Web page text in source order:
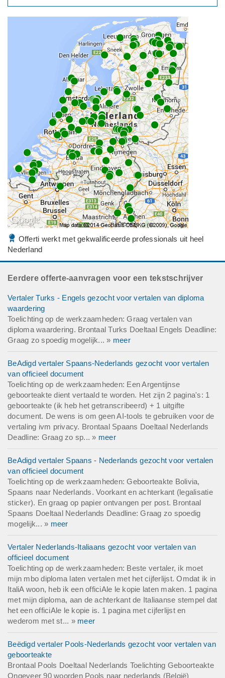
Offerti werkt met gekwalificeerde professionals uit heel
Nederland
Eerdere offerte-aanvragen voor een tekstschrijver
Vertaler Turks - Engels gezocht voor vertalen van diploma
waardering
Toelichting op de werkzaamheden: Graag vertalen van
diploma waardering. Brontaal Turks Doeltaal Engels Deadline:
Graag zo spoedig mogelijk... » meer
BeAdigd vertaler Spaans-Nederlands gezocht voor vertalen
van officieel document
Toelichting op de werkzaamheden: Een Argentijnse
geboorteakte dient vertaald te worden. Het zijn 2 pagina's: 1
geboorteakte (ik heb het getranscribeerd) + 1 uitgifte
document. De wens is om geen AI-tools te gebruiken voor de
vertaling ivm privacy. Brontaal Spaans Doeltaal Nederlands
Deadline: Graag zo sp... » meer
BeAdigd vertaler Spaans - Nederlands gezocht voor vertalen
van officieel document
Toelichting op de werkzaamheden: Geboorteakte Bolivia,
Spaans naar Nederlands. Voorkant en achterkant (legalisatie
sticker). En graag op papier ontvangen per post. Brontaal
Spaans Doeltaal Nederlands Deadline: Graag zo spoedig
mogelijk... » meer
Vertaler Nederlands-Italiaans gezocht voor vertalen van
officieel document
Toelichting op de werkzaamheden: Beste vertaler, ik moet
mijn mbo diploma laten vertalen met het cijferlijst. Omdat ik in
ItaliA woon, heb ik een officiAle le kopie laten maken. 1 pagina
met mijn diploma, aan de achterkant de Italiaanse stempel dat
het een officiAle le kopie is. 1 pagina met cijferlijst en
wederom met st... » meer
Beëdigd vertaler Pools-Nederlands gezocht voor vertalen van
geboorteakte
Brontaal Pools Doeltaal Nederlands Toelichting Geboorteakte
Ongeveer 90 woorden Pools naar nederlands (België)